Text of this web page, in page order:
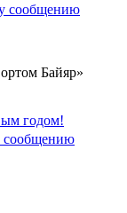
сообщению
Байяр»
годом!
сообщению